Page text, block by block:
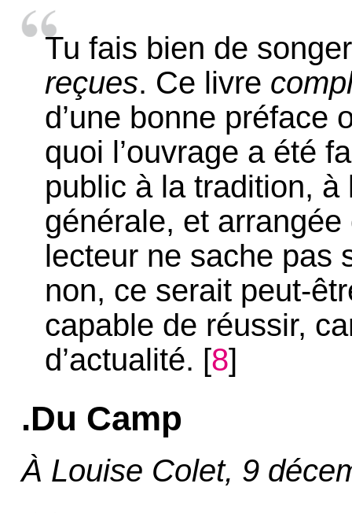
Tu fais bien de
reçues. Ce livre
d’une bonne préface
quoi l’ouvrage a été
public à la tradition, à
générale, et
lecteur ne sache pas
non, ce serait peut-
capable de réussir,
d’actualité. [8]
.Du Camp
À Louise Colet, 9